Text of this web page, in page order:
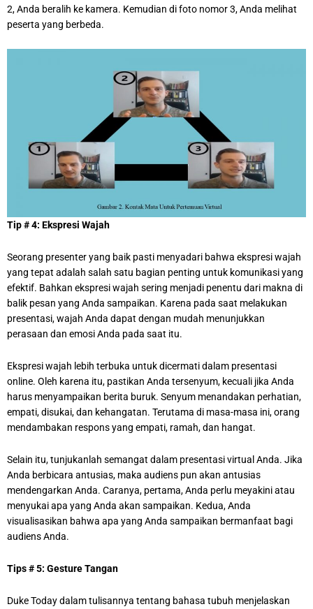
2, Anda beralih ke kamera. Kemudian di foto nomor 3, Anda melihat
peserta yang berbeda.
Tip # 4: Ekspresi Wajah
Seorang presenter yang baik pasti menyadari bahwa ekspresi wajah
yang tepat adalah salah satu bagian penting untuk komunikasi yang
efektif. Bahkan ekspresi wajah sering menjadi penentu dari makna di
balik pesan yang Anda sampaikan. Karena pada saat melakukan
presentasi, wajah Anda dapat dengan mudah menunjukkan
perasaan dan emosi Anda pada saat itu.
Ekspresi wajah lebih terbuka untuk dicermati dalam presentasi
online. Oleh karena itu, pastikan Anda tersenyum, kecuali jika Anda
harus menyampaikan berita buruk. Senyum menandakan perhatian,
empati, disukai, dan kehangatan. Terutama di masa-masa ini, orang
mendambakan respons yang empati, ramah, dan hangat.
Selain itu, tunjukanlah semangat dalam presentasi virtual Anda. Jika
Anda berbicara antusias, maka audiens pun akan antusias
mendengarkan Anda. Caranya, pertama, Anda perlu meyakini atau
menyukai apa yang Anda akan sampaikan. Kedua, Anda
visualisasikan bahwa apa yang Anda sampaikan bermanfaat bagi
audiens Anda.
Tips # 5: Gesture Tangan
Duke Today dalam tulisannya tentang bahasa tubuh menjelaskan